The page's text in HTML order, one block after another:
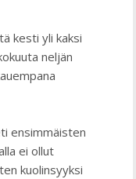
kesti yli kaksi
neljän
ensimmäisten
ei ollut
kuolinsyyksi